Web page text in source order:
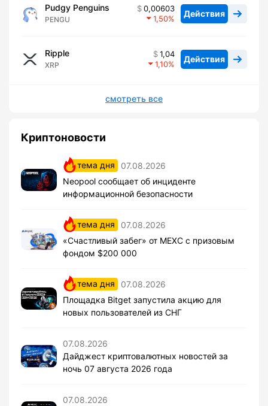
Pudgy Penguins
PENGU
0,00603
1,50
Действия
Ripple
XRP
1,04
1,10
Действия
смотреть все
Криптоновости
тема дня
07.08.2026
Neopool сообщает об инциденте
информационной безопасности
тема дня
07.08.2026
«Счастливый забег» от MEXC с призовым
фондом $200 000
тема дня
07.08.2026
Площадка Bitget запустила акцию для
новых пользователей из СНГ
07.08.2026
Дайджест криптовалютных новостей за
ночь 07 августа 2026 года
07.08.2026